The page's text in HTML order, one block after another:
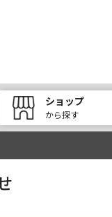
ショップ
から探す